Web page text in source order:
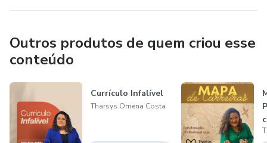
Outros produtos de quem criou esse
conteúdo
Currículo Infalível
Tharsys Omena Costa